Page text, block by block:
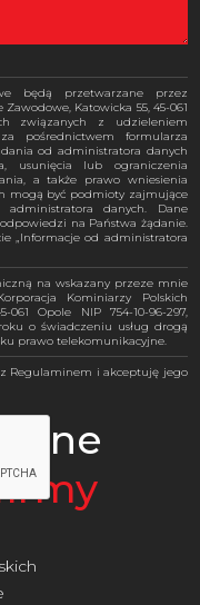
będą przetwarzane przez
Katowicka 55, 45-061
związanych z udzieleniem
pośrednictwem formularza
od administratora danych
usunięcia lub ograniczenia
a także prawo wniesienia
mogą być podmioty zajmujące
danych. Dane
na Państwa żądanie.
„Informacje od administratora
na wskazany przeze mnie
Kominiarzy Polskich
061 Opole NIP 754-10-96-297,
o świadczeniu usług drogą
prawo telekomunikacyjne.
z Regulaminem i akceptuję jego
Dane